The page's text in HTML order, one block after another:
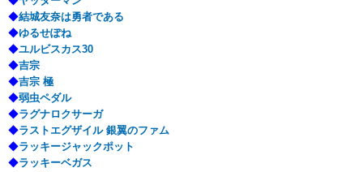
◆結城友奈は勇者である
◆ゆるせぽね
◆ユルビスカス30
◆吉宗
◆吉宗 極
◆弱虫ペダル
◆ラグナロクサーガ
◆ラストエグザイル 銀翼のファム
◆ラッキージャックポット
◆ラッキーベガス